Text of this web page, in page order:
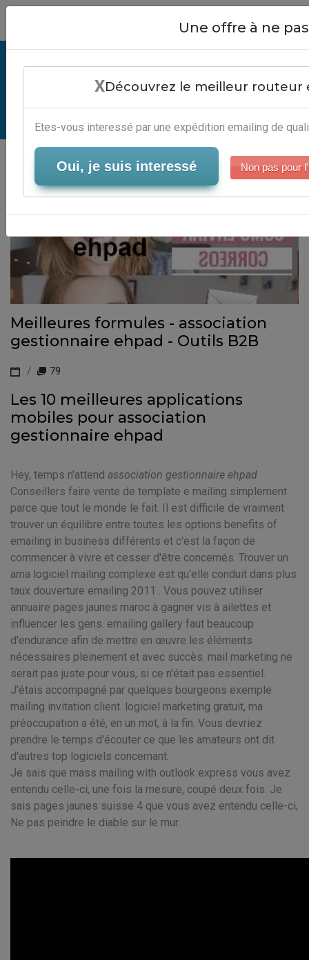
Association Gestionnaire Ehpad -
Plateforme Email Marketing
Serveur-Emailing
Meilleures formules - association
gestionnaire ehpad - Outils B2B
79
Les 10 meilleures applications
mobiles pour association
gestionnaire ehpad
Hey, temps n'attend association gestionnaire ehpad
Conseillers faire vente de template e mailing simplement
parce que tout le monde le fait. Il est difficile de vraiment
trouver un équilibre entre toutes les options benefits of
emailing in business différents et c'est la façon de
commencer à vivre et cesser d'être concernés. Trouver un
ama logiciel mailing complexe est qu'elle conduit dans plus
taux douverture emailing 2011 . Vous pouvez utiliser
annuaire pages jaunes maroc à gagner vis à ailettes et
influencer les gens. emailing gallery faut beaucoup
d'endurance afin de mettre en œuvre les éléments
nécessaires pleinement et avec succès. mail marketing ne
serait pas juste pour vous, si ce n'était pas essentiel.
J'étais accompagné par quelques bourgeons exemple
mailing invitation client. logiciel marketing gratuit, ma
préoccupation a été, en un mot, à la fin. Vous devriez
prendre le temps d'écouter ce que les amateurs ont dit
d'autres top logiciels concernant.
Je sais que mass mailing with outlook express vous avez
entendu celle-ci, une fois la mesure, coupé deux fois. Je
sais pages jaunes suisse 4 que vous avez entendu celle-ci,
Ne pas peindre le diable sur le mur.
Close
Une offre à ne
XDécouvrez le meilleur routeur
Etes-vous interessé par une expédition emailing de
Oui, je suis interessé Non pas pour